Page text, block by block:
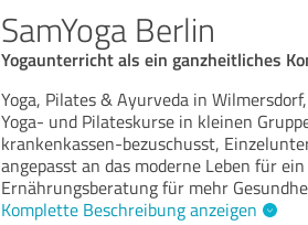
SamYoga Berlin
Yogaunterricht als ein ganzheitliches
Yoga, Pilates & Ayurveda in
Yoga- und Pilateskurse in kleinen
krankenkassen-bezuschusst,
angepasst an das moderne Leben für
Ernährungsberatung für mehr
Komplette Beschreibung anzeigen